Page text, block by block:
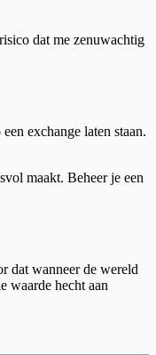
dat me zenuwachtig
exchange laten staan.
maakt. Beheer je een
dat wanneer de wereld
waarde hecht aan